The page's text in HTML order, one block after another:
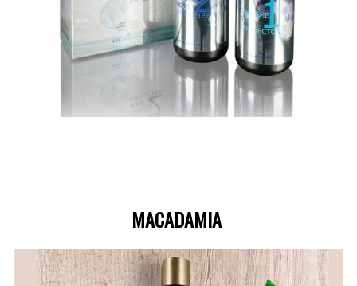
MACADAMIA